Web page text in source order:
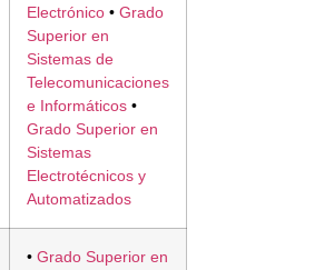
Electrónico • Grado
Superior en
Sistemas de
Telecomunicaciones
e Informáticos •
Grado Superior en
Sistemas
Electrotécnicos y
Automatizados
• Grado Superior en